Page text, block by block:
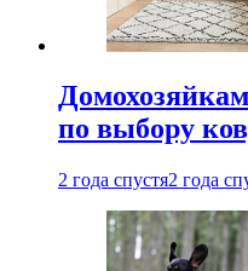
по выбору
2 года спустя2 года